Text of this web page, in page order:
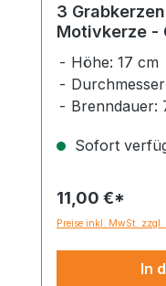
3
Motivkerze -
Höhe: 17 cm
Brenndauer:
Sofort
11,00 €*
Preise inkl. MwSt. zzgl.
In